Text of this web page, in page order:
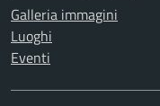
Galleria immagini
Luoghi
Eventi